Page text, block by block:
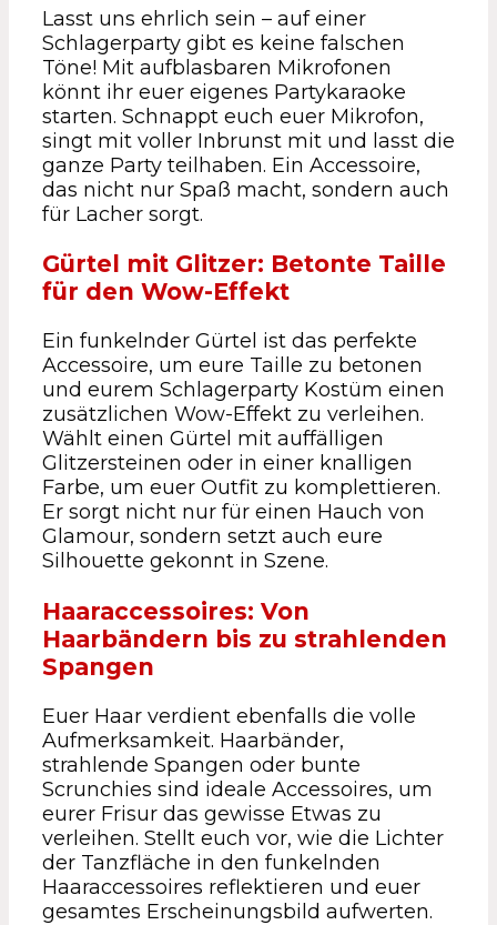
Lasst uns ehrlich sein – auf einer
Schlagerparty gibt es keine falschen
Töne! Mit aufblasbaren Mikrofonen
könnt ihr euer eigenes Partykaraoke
starten. Schnappt euch euer Mikrofon,
singt mit voller Inbrunst mit und lasst die
ganze Party teilhaben. Ein Accessoire,
das nicht nur Spaß macht, sondern auch
für Lacher sorgt.
Gürtel mit Glitzer: Betonte Taille
für den Wow-Effekt
Ein funkelnder Gürtel ist das perfekte
Accessoire, um eure Taille zu betonen
und eurem Schlagerparty Kostüm einen
zusätzlichen Wow-Effekt zu verleihen.
Wählt einen Gürtel mit auffälligen
Glitzersteinen oder in einer knalligen
Farbe, um euer Outfit zu komplettieren.
Er sorgt nicht nur für einen Hauch von
Glamour, sondern setzt auch eure
Silhouette gekonnt in Szene.
Haaraccessoires: Von
Haarbändern bis zu strahlenden
Spangen
Euer Haar verdient ebenfalls die volle
Aufmerksamkeit. Haarbänder,
strahlende Spangen oder bunte
Scrunchies sind ideale Accessoires, um
eurer Frisur das gewisse Etwas zu
verleihen. Stellt euch vor, wie die Lichter
der Tanzfläche in den funkelnden
Haaraccessoires reflektieren und euer
gesamtes Erscheinungsbild aufwerten.